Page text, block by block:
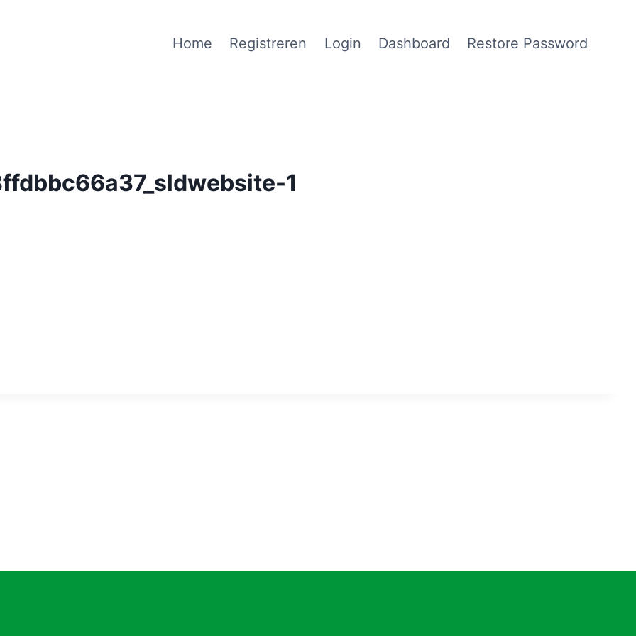
Home Registreren Login Dashboard Restore Password
1